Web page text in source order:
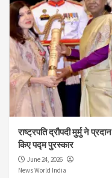
राष्ट्रपति द्रौपदी मुर्मु ने प्रदान
किए पद्म पुरस्कार
June 24, 2026
News World India